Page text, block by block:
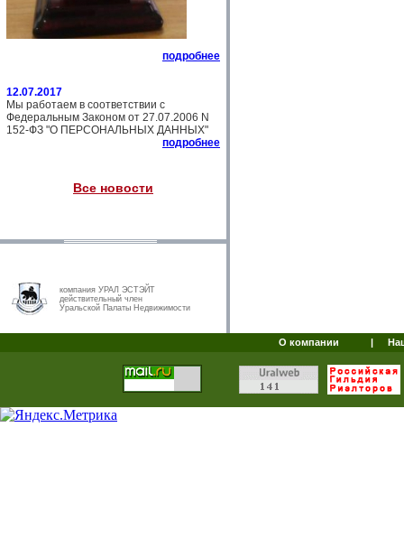
подробнее
12.07.2017
Мы работаем в соответствии с
Федеральным Законом от 27.07.2006 N
152-ФЗ "О ПЕРСОНАЛЬНЫХ ДАННЫХ"
подробнее
Все новости
компания УРАЛ ЭСТЭЙТ
действительный член
Уральской Палаты Недвижимости
О компании |